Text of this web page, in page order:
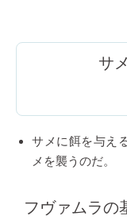
サ
サメに餌を与え
メを襲うのだ。
フヴァムラの